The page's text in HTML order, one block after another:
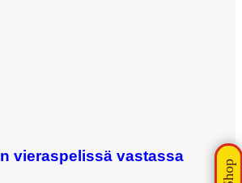
vieraspelissä vastassa